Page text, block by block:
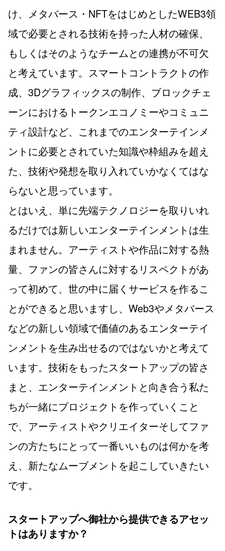
け、メタバース・NFTをはじめとしたWEB3領
域で必要とされる技術を持った人材の確保、
もしくはそのようなチームとの連携が不可欠
と考えています。スマートコントラクトの作
成、3Dグラフィックスの制作、ブロックチェ
ーンにおけるトークンエコノミーやコミュニ
ティ設計など、これまでのエンターテインメ
ントに必要とされていた知識や枠組みを超え
た、技術や発想を取り入れていかなくてはな
らないと思っています。
とはいえ、単に先端テクノロジーを取りいれ
るだけでは新しいエンターテインメントは生
まれません。アーティストや作品に対する熱
量、ファンの皆さんに対するリスペクトがあ
って初めて、世の中に届くサービスを作るこ
とができると思いますし、Web3やメタバース
などの新しい領域で価値のあるエンターテイ
ンメントを生み出せるのではないかと考えて
います。技術をもったスタートアップの皆さ
まと、エンターテインメントと向き合う私た
ちが一緒にプロジェクトを作っていくこと
で、アーティストやクリエイターそしてファ
ンの方たちにとって一番いいものは何かを考
え、新たなムーブメントを起こしていきたい
です。
スタートアップへ御社から提供できるアセッ
トはありますか？